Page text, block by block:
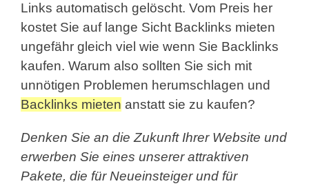
Links automatisch gelöscht. Vom Preis her
kostet Sie auf lange Sicht Backlinks mieten
ungefähr gleich viel wie wenn Sie Backlinks
kaufen. Warum also sollten Sie sich mit
unnötigen Problemen herumschlagen und
Backlinks mieten anstatt sie zu kaufen?
Denken Sie an die Zukunft Ihrer Website und
erwerben Sie eines unserer attraktiven
Pakete, die für Neueinsteiger und für